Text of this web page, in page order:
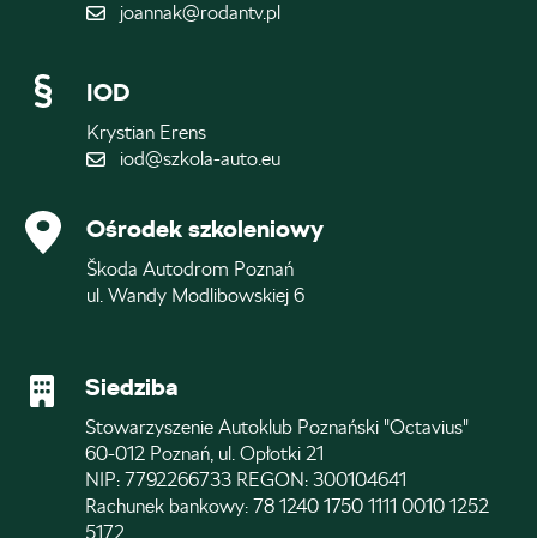
joannak@rodantv.pl
IOD
Krystian Erens
iod@szkola-auto.eu
Ośrodek szkoleniowy
Škoda Autodrom Poznań
ul. Wandy Modlibowskiej 6
Siedziba
Stowarzyszenie Autoklub Poznański "Octavius"
60-012 Poznań, ul. Opłotki 21
NIP: 7792266733 REGON: 300104641
Rachunek bankowy: 78 1240 1750 1111 0010 1252
5172